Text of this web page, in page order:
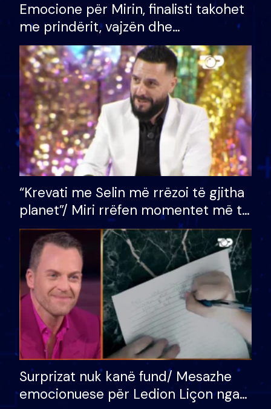
Emocione për Mirin, finalisti takohet
me prindërit, vajzën dhe
bashkëshorten: S’kemi ndonjë letër
divorci apo jo?
“Krevati me Selin më rrëzoi të gjitha
planet”/ Miri rrëfen momentet më të
bukura në shtëpinë e BB VIP: Do më
mungojë zilja e mëngjesit kur…
Surprizat nuk kanë fund/ Mesazhe
emocionuese për Ledion Liçon nga